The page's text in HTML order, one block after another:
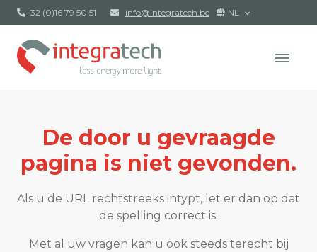
+32 (0)16 79 50 51 info@integratech.be NL
De door u gevraagde
pagina is niet gevonden.
Als u de URL rechtstreeks intypt, let er dan op dat
de spelling correct is.
Met al uw vragen kan u ook steeds terecht bij